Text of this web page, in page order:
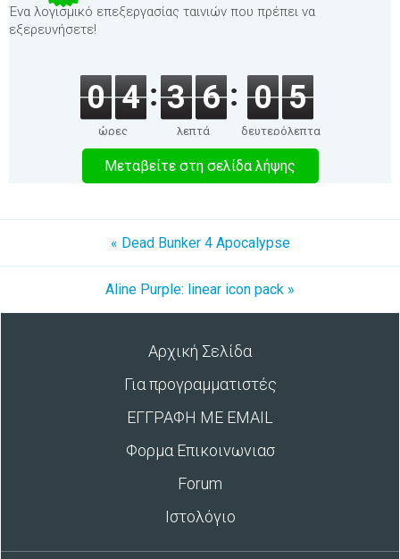
Ένα λογισμικό επεξεργασίας ταινιών που πρέπει να
εξερευνήσετε!
0 4
ώρες
3 6
λεπτά
0 5
δευτερόλεπτα
Μεταβείτε στη σελίδα λήψης
« Dead Bunker 4 Apocalypse
Aline Purple: linear icon pack »
Αρχική Σελίδα
Για προγραμματιστές
ΕΓΓΡΑΦΗ ΜΕ EMAIL
Φορμα Επικοινωνιασ
Forum
Ιστολόγιο